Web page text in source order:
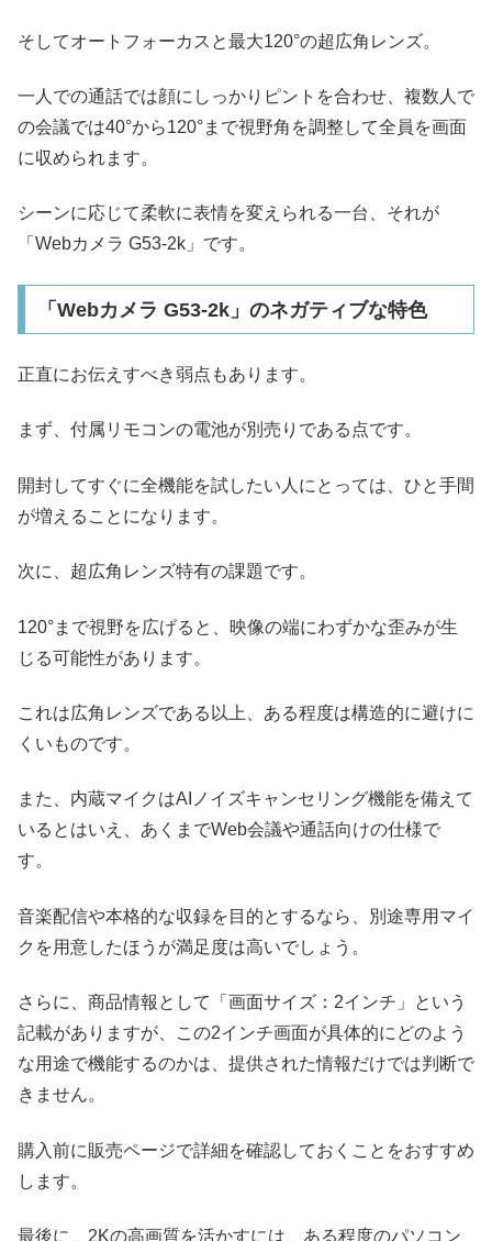
そしてオートフォーカスと最大120°の超広角レンズ。
一人での通話では顔にしっかりピントを合わせ、複数人で
の会議では40°から120°まで視野角を調整して全員を画面
に収められます。
シーンに応じて柔軟に表情を変えられる一台、それが
「Webカメラ G53-2k」です。
「Webカメラ G53-2k」のネガティブな特色
正直にお伝えすべき弱点もあります。
まず、付属リモコンの電池が別売りである点です。
開封してすぐに全機能を試したい人にとっては、ひと手間
が増えることになります。
次に、超広角レンズ特有の課題です。
120°まで視野を広げると、映像の端にわずかな歪みが生
じる可能性があります。
これは広角レンズである以上、ある程度は構造的に避けに
くいものです。
また、内蔵マイクはAIノイズキャンセリング機能を備えて
いるとはいえ、あくまでWeb会議や通話向けの仕様で
す。
音楽配信や本格的な収録を目的とするなら、別途専用マイ
クを用意したほうが満足度は高いでしょう。
さらに、商品情報として「画面サイズ：2インチ」という
記載がありますが、この2インチ画面が具体的にどのよう
な用途で機能するのかは、提供された情報だけでは判断で
きません。
購入前に販売ページで詳細を確認しておくことをおすすめ
します。
最後に、2Kの高画質を活かすには、ある程度のパソコン